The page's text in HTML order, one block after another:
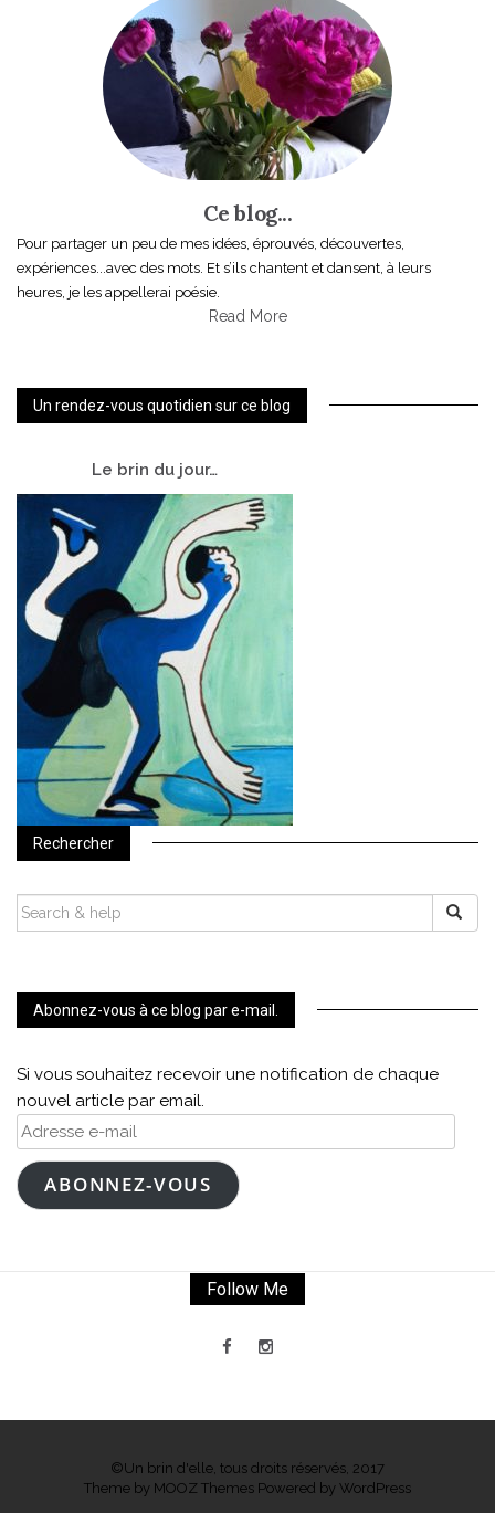
Ce blog...
Pour partager un peu de mes idées, éprouvés, découvertes,
expériences...avec des mots. Et s’ils chantent et dansent, à leurs
heures, je les appellerai poésie.
Read More
Un rendez-vous quotidien sur ce blog
Le brin du jour…
Rechercher
SEARCH
FOR:
Abonnez-vous à ce blog par e-mail.
Si vous souhaitez recevoir une notification de chaque
nouvel article par email.
Adresse
e-
mailABONNEZ-VOUS
Follow Me
©Un brin d'elle, tous droits réservés, 2017
Theme by MOOZ Themes Powered by WordPress